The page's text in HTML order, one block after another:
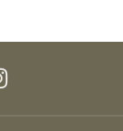
instagram